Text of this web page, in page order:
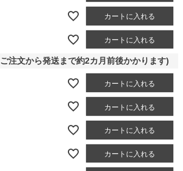
カートに入れる
カートに入れる
注文から発送まで約2カ月前後かかります)
カートに入れる
カートに入れる
カートに入れる
カートに入れる